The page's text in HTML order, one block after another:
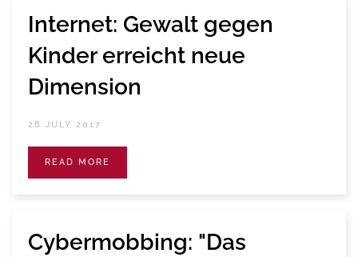
Internet: Gewalt gegen
Kinder erreicht neue
Dimension
28 JULY 2017
READ MORE
Cybermobbing: "Das